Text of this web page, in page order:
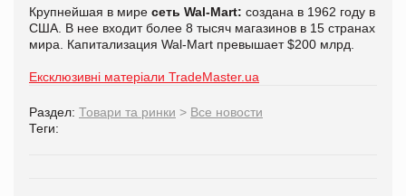
Крупнейшая в мире сеть Wal-Mart: создана в 1962 году в
США. В нее входит более 8 тысяч магазинов в 15 странах
мира. Капитализация Wal-Mart превышает $200 млрд.
Ексклюзивні матеріали TradeMaster.ua
Раздел: Товари та ринки > Все новости
Теги: